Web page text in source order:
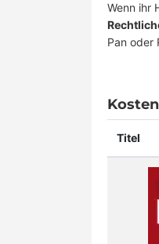
Wenn ihr
Pan oder
Titel